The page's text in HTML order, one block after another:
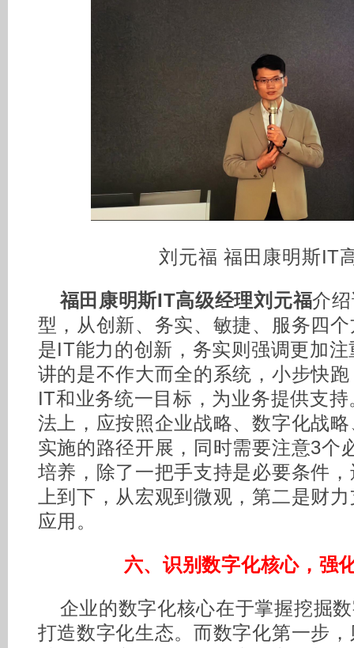
刘元福 福田康明斯IT
福田康明斯IT高级经理刘元福介
型，从创新、务实、敏捷、服务四
是IT能力的创新，务实则强调更加
讲的是不作大而全的系统，小步快
IT和业务统一目标，为业务提供支
法上，应按照企业战略、数字化战
实施的路径开展，同时需要注意3个
培养，除了一把手支持是必要条件
上到下，从宏观到微观，第二是财
应用。
六、识别数字化核心，强
企业的数字化核心在于掌握挖掘
打造数字化生态。而数字化第一步